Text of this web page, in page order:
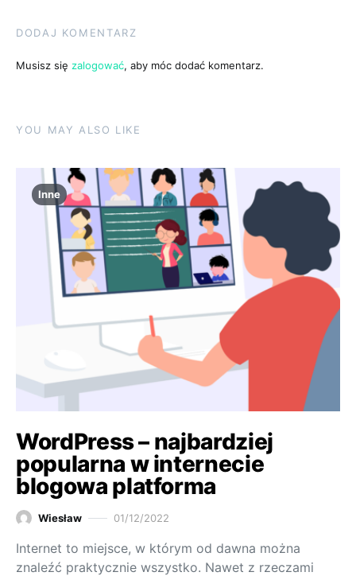
DODAJ KOMENTARZ
Musisz się zalogować, aby móc dodać komentarz.
YOU MAY ALSO LIKE
Inne
WordPress – najbardziej
popularna w internecie
blogowa platforma
Wiesław 01/12/2022
Internet to miejsce, w którym od dawna można
znaleźć praktycznie wszystko. Nawet z rzeczami